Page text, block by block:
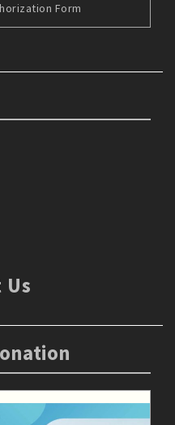
Form